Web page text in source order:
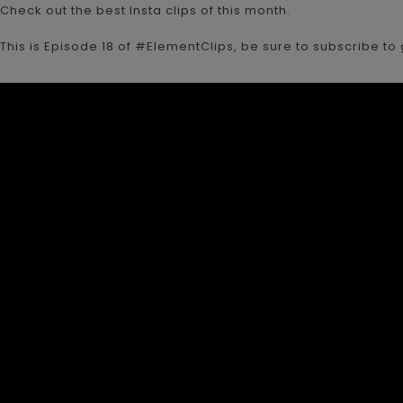
Check out the best Insta clips of this month.
This is Episode 18 of #ElementClips, be sure to subscribe to